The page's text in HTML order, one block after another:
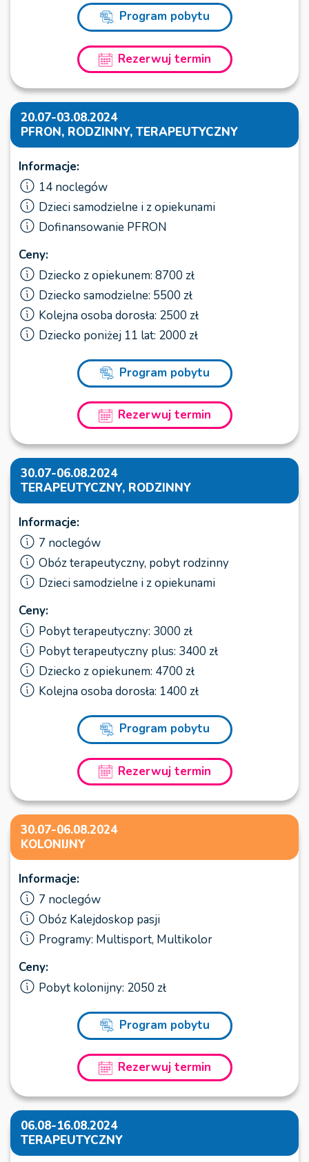
Program pobytu
Rezerwuj termin
20.07-03.08.2024
PFRON, RODZINNY, TERAPEUTYCZNY
Informacje:
14 noclegów
Dzieci samodzielne i z opiekunami
Dofinansowanie PFRON
Ceny:
Dziecko z opiekunem: 8700 zł
Dziecko samodzielne: 5500 zł
Kolejna osoba dorosła: 2500 zł
Dziecko poniżej 11 lat: 2000 zł
Program pobytu
Rezerwuj termin
30.07-06.08.2024
TERAPEUTYCZNY, RODZINNY
Informacje:
7 noclegów
Obóz terapeutyczny, pobyt rodzinny
Dzieci samodzielne i z opiekunami
Ceny:
Pobyt terapeutyczny: 3000 zł
Pobyt terapeutyczny plus: 3400 zł
Dziecko z opiekunem: 4700 zł
Kolejna osoba dorosła: 1400 zł
Program pobytu
Rezerwuj termin
30.07-06.08.2024
KOLONIJNY
Informacje:
7 noclegów
Obóz Kalejdoskop pasji
Programy: Multisport, Multikolor
Ceny:
Pobyt kolonijny: 2050 zł
Program pobytu
Rezerwuj termin
06.08-16.08.2024
TERAPEUTYCZNY